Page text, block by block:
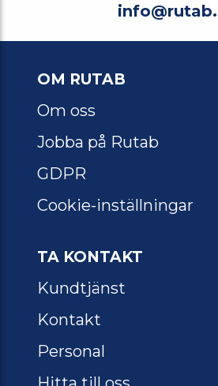
OM RUTAB
Om oss
Jobba på Rutab
GDPR
Cookie-inställningar
TA KONTAKT
Kundtjänst
Kontakt
Personal